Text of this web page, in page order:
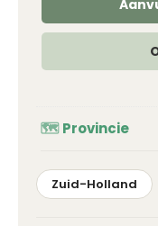
Provincie
Zuid-Holland